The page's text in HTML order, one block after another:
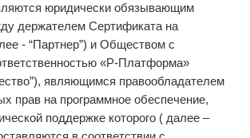
юридически обязывающим
держателем Сертификата на
- “Партнер”) и Обществом с
«Р-Платформа»
являющимся правообладателем
прав на программное обеспечение,
поддержке которого ( далее –